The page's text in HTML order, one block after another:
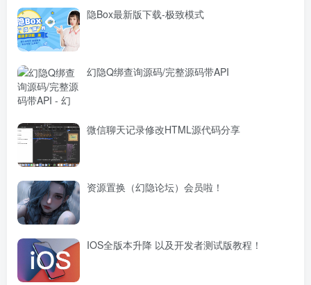
隐Box最新版下载-极致模式
幻隐Q绑查询源码/完整源码带API
微信聊天记录修改HTML源代码分享
资源置换（幻隐论坛）会员啦！
IOS全版本升降 以及开发者测试版教程！